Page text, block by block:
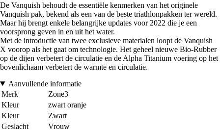
De Vanquish behoudt de essentiële kenmerken van het originele
Vanquish pak, bekend als een van de beste triathlonpakken ter wereld.
Maar hij brengt enkele belangrijke updates voor 2022 die je een
voorsprong geven in en uit het water.
Met de introductie van twee exclusieve materialen loopt de Vanquish
X voorop als het gaat om technologie. Het geheel nieuwe Bio-Rubber
op de dijen verbetert de circulatie en de Alpha Titanium voering op het
bovenlichaam verbetert de warmte en circulatie.
Aanvullende informatie
Merk
Zone3
Kleur
zwart oranje
Kleur
Zwart
Geslacht
Vrouw